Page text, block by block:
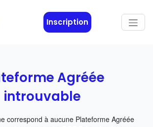
Inscription
Agréée
introuvable
correspond à aucune Plateforme Agréée